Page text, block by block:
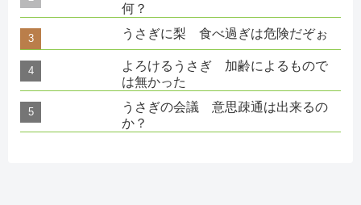
何？
うさぎに梨 食べ過ぎは危険だぞぉ
よろけるうさぎ 加齢によるもので
は無かった
うさぎの会議 意思疎通は出来るの
か？